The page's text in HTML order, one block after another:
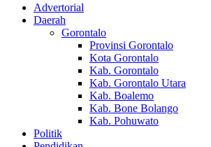
Advertorial
Daerah
Gorontalo
Provinsi Gorontalo
Kota Gorontalo
Kab. Gorontalo
Kab. Gorontalo Utara
Kab. Boalemo
Kab. Bone Bolango
Kab. Pohuwato
Politik